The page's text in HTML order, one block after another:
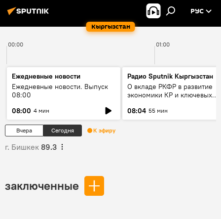
Кыргызстан
РУС
00:00 01:00
Ежедневные новости
Ежедневные новости. Выпуск
08:00
08:00 4 мин
Радио Sputnik Кыргызстан
О вкладе РКФР в развитие
экономики КР и ключевых
08:04 55 мин
Вчера Сегодня К эфиру
г. Бишкек 89.3
заключенные